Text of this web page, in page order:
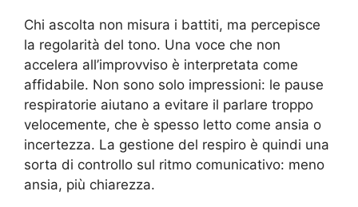
Chi ascolta non misura i battiti, ma percepisce
la regolarità del tono. Una voce che non
accelera all’improvviso è interpretata come
affidabile. Non sono solo impressioni: le pause
respiratorie aiutano a evitare il parlare troppo
velocemente, che è spesso letto come ansia o
incertezza. La gestione del respiro è quindi una
sorta di controllo sul ritmo comunicativo: meno
ansia, più chiarezza.